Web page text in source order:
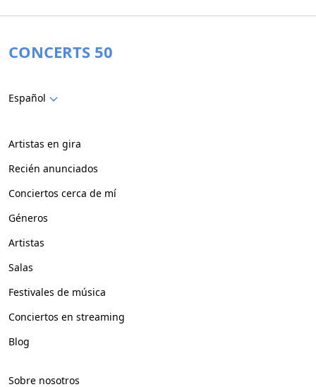
CONCERTS 50
Español
Artistas en gira
Recién anunciados
Conciertos cerca de mí
Géneros
Artistas
Salas
Festivales de música
Conciertos en streaming
Blog
Sobre nosotros